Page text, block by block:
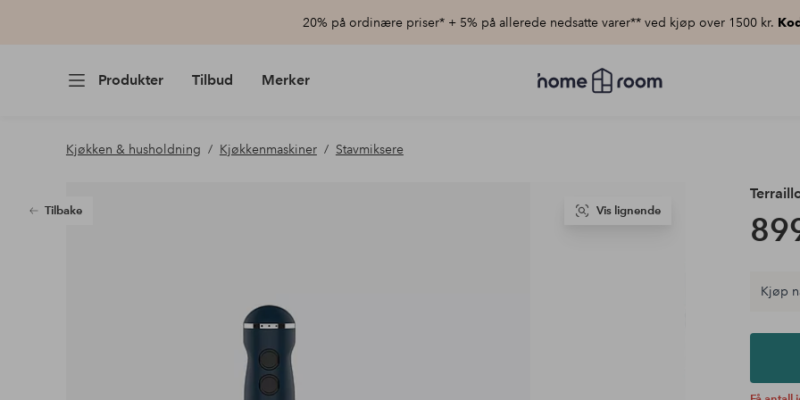
20% på ordinære priser* + 5% på allerede nedsatte varer** ved kjøp over 1500 kr.
Produkter Tilbud Merker
Homeroom
–
Kjøkken & husholdning Kjøkkenmaskiner Stavmiksere
Tilbake Vis lignende
Kjøp